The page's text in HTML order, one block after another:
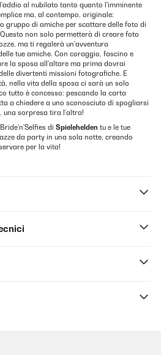
al nubilato tanto quanto l'imminente
ma, al contempo, originale:
gruppo di amiche per scattare delle foto di
non solo permetterà di creare foto
ma ti regalerà un'avventura
tue amiche. Con coraggio, fascino e
la sposa all'altare ma prima dovrai
divertenti missioni fotografiche. E
nella vita della sposa ci sarà un solo
tutto è concesso: pescando la carta
a chiedere a uno sconosciuto di spogliarsi
una sorpresa tira l'altra!
di Spielehelden tu e le tue
da party in una sola notte, creando
per la vita!